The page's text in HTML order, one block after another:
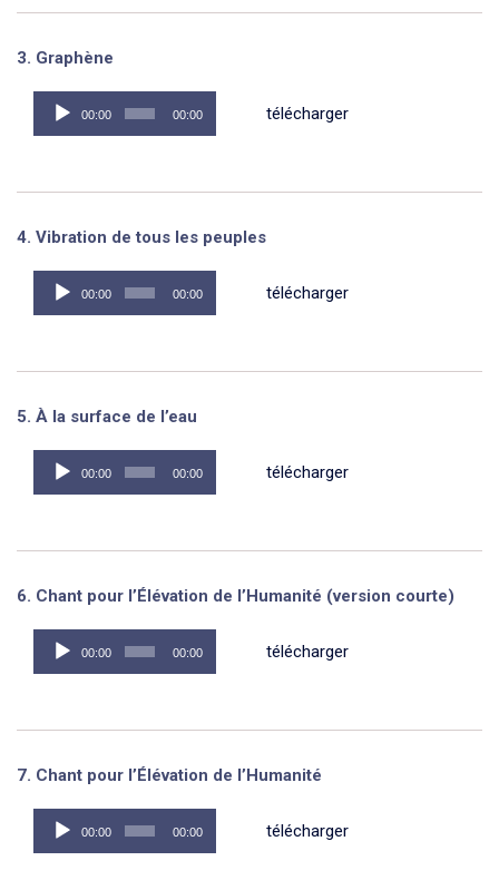
3. Graphène
00:00 00:00 télécharger
4. Vibration de tous les peuples
00:00 00:00 télécharger
5. À la surface de l’eau
00:00 00:00 télécharger
6. Chant pour l’Élévation de l’Humanité (version courte)
00:00 00:00 télécharger
7. Chant pour l’Élévation de l’Humanité
00:00 00:00 télécharger